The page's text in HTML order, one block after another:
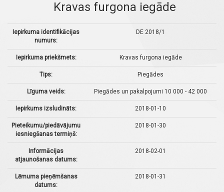
Kravas furgona iegāde
Iepirkuma identifikācijas
numurs:
DE 2018/1
Iepirkuma priekšmets: Kravas furgona iegāde
Tips: Piegādes
Līguma veids: Piegādes un pakalpojumi 10 000 - 42 000
Iepirkums izsludināts: 2018-01-10
Pieteikumu/piedāvājumu
iesniegšanas termiņš:
2018-01-30
Informācijas
atjaunošanas datums:
2018-02-01
Lēmuma pieņēmšanas
datums:
2018-01-31